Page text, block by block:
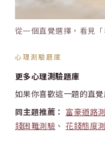
從一個直覺選擇，看見
心理測驗題庫
更多心理測驗題庫
如果你喜歡這一題的直
同主題推薦： 富豪道路
錢困難測驗 、花錢態度